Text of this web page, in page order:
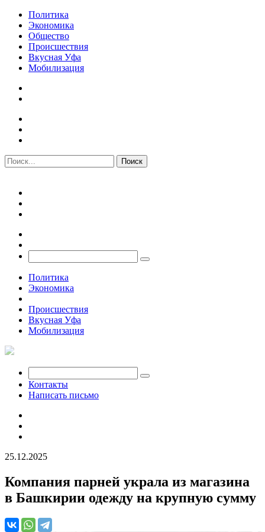
Политика
Экономика
Общество
Происшествия
Вкусная Уфа
Мобилизация
Политика
Экономика
Происшествия
Вкусная Уфа
Мобилизация
Контакты
Написать письмо
25.12.2025
Компания парней украла из магазина
в Башкирии одежду на крупную сумму